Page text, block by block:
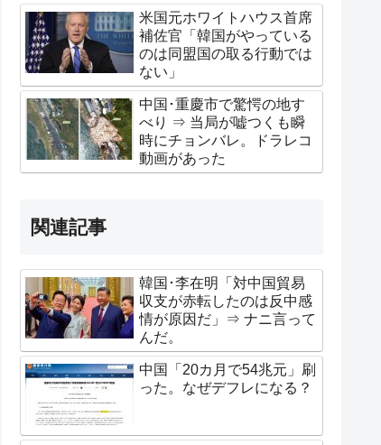
米国元ホワイトハウス首席
補佐官「韓国がやっている
のは同盟国の取る行動では
ない」
中国･重慶市で驚愕の地す
べり ⇒ 当局が嘘つくも瞬
時にチョンバレ。ドラレコ
動画があった
関連記事
韓国･李在明「対中国貿易
収支が赤転したのは反中感
情が原因だ」⇒ ナニ言って
んだ。
中国「20カ月で54兆元」刷
った。なぜデフレになる？